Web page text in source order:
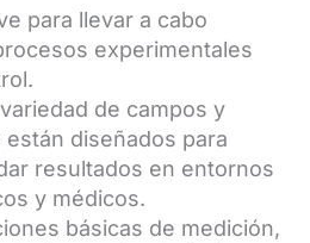
para llevar a cabo
experimentales
de campos y
diseñados para
resultados en entornos
y médicos.
básicas de medición,